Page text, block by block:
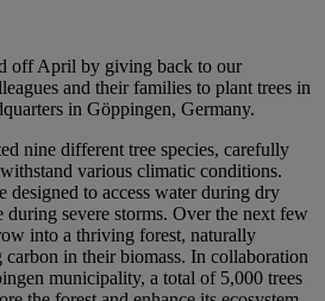
off April by giving back to our
and their families to plant trees in
in Göppingen, Germany.
nine different tree species, carefully
various climatic conditions.
designed to access water during dry
during severe storms. Over the next few
into a thriving forest, naturally
carbon in their biomass. In collaboration
municipality, a total of 5,000 trees